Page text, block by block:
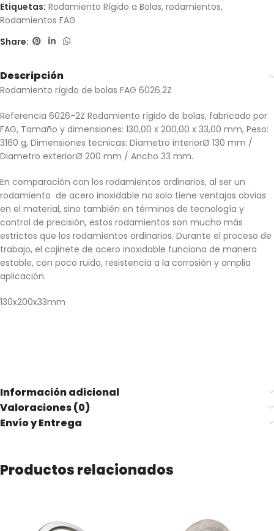
Etiquetas: Rodamiento Rígido a Bolas, rodamientos,
Rodamientos FAG
Share:
Descripción
Rodamiento rígido de bolas FAG 6026.2Z
Referencia 6026-2Z Rodamiento rígido de bolas, fabricado por
FAG, Tamaño y dimensiones: 130,00 x 200,00 x 33,00 mm, Peso:
3160 g, Dimensiones tecnicas: Diametro interiorØ 130 mm /
Diametro exteriorØ 200 mm / Ancho 33 mm.
En comparación con los rodamientos ordinarios, al ser un
rodamiento de acero inoxidable no solo tiene ventajas obvias
en el material, sino también en términos de tecnología y
control de precisión, estos rodamientos son mucho más
estrictos que los rodamientos ordinarios. Durante el proceso de
trabajo, el cojinete de acero inoxidable funciona de manera
estable, con poco ruido, resistencia a la corrosión y amplia
aplicación.
130x200x33mm
Información adicional
Valoraciones (0)
Envío y Entrega
Productos relacionados